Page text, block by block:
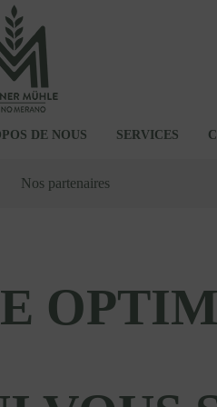
DE NOUS SERVICES
SANS GLUTEN
FARINARIUM
Nos partenaires